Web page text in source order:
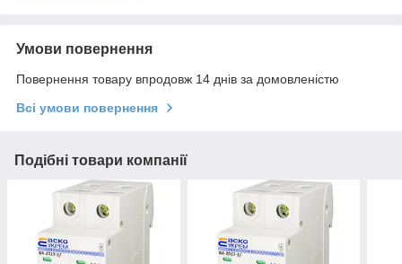
Умови повернення
Повернення товару впродовж 14 днів за домовленістю
Всі умови повернення
Подібні товари компанії